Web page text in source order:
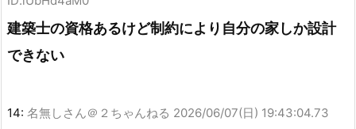
建築士の資格あるけど制約により自分の家しか設計
できない
14: 名無しさん＠２ちゃんねる 2026/06/07(日) 19:43:04.73